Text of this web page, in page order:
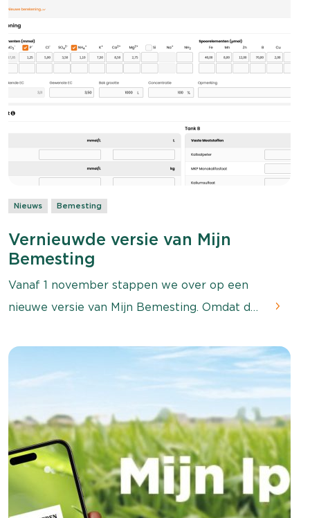
Nieuws Bemesting
Vernieuwde versie van Mijn
Bemesting
Vanaf 1 november stappen we over op een
nieuwe versie van Mijn Bemesting. Omdat de
website vernieuwd naar moderne software.